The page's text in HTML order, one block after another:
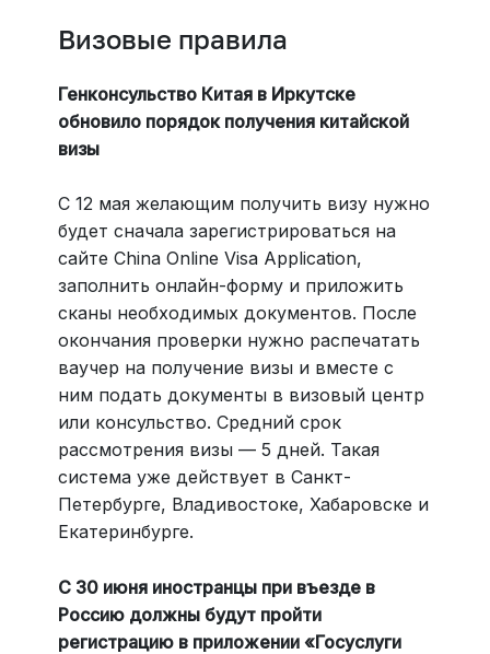
Визовые правила
Генконсульство Китая в Иркутске
обновило порядок получения китайской
визы
С 12 мая желающим получить визу нужно
будет сначала зарегистрироваться на
сайте China Online Visa Application,
заполнить онлайн-форму и приложить
сканы необходимых документов. После
окончания проверки нужно распечатать
ваучер на получение визы и вместе с
ним подать документы в визовый центр
или консульство. Средний срок
рассмотрения визы — 5 дней. Такая
система уже действует в Санкт-
Петербурге, Владивостоке, Хабаровске и
Екатеринбурге.
С 30 июня иностранцы при въезде в
Россию должны будут пройти
регистрацию в приложении «Госуслуги